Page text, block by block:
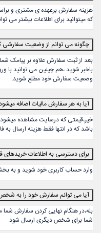
هزینه سفارش برعهده ی مشتری و
که میتوانید برای اطلاعات بیشتر می
چگونه می توانم از وضعیت سفارشی
بعد از ثبت سفارش علاوه بر پیامک
باخبر شوید ،هم چینین می توانید
وضعیت سفارش خود مطلع شوید.
آیا به هر سفارش مالیات اضافه
خیر،قیمتی که درسایت مشاهده
باشد که در انتها فقط هزینه ارسال به
برای دسترسی به اطلاعات خریدهای
وارد حساب کاربری خود شوید و به
آیا می توانم سفارش خود را به
بله،در هنگام نهایی کردن سفارش شما
شما برای شخص دیگری ارسال شود.